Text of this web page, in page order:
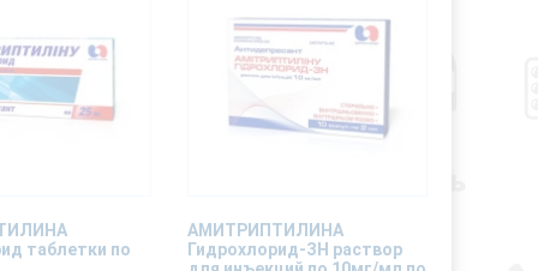
таблетки по
АМИТРИПТИЛИНА
Гидрохлорид-ЗН раствор